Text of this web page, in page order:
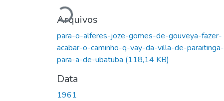
Arquivos
para-o-alferes-joze-gomes-de-gouveya-fazer-
acabar-o-caminho-q-vay-da-villa-de-paraitinga-
para-a-de-ubatuba (118,14 KB)
Data
1961